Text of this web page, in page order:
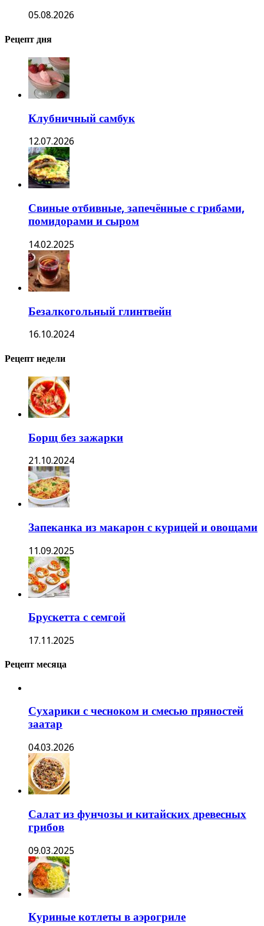
05.08.2026
Рецепт дня
Клубничный самбук
12.07.2026
Свиные отбивные, запечённые с грибами,
помидорами и сыром
14.02.2025
Безалкогольный глинтвейн
16.10.2024
Рецепт недели
Борщ без зажарки
21.10.2024
Запеканка из макарон с курицей и овощами
11.09.2025
Брускетта с семгой
17.11.2025
Рецепт месяца
Сухарики с чесноком и смесью пряностей
заатар
04.03.2026
Салат из фунчозы и китайских древесных
грибов
09.03.2025
Куриные котлеты в аэрогриле